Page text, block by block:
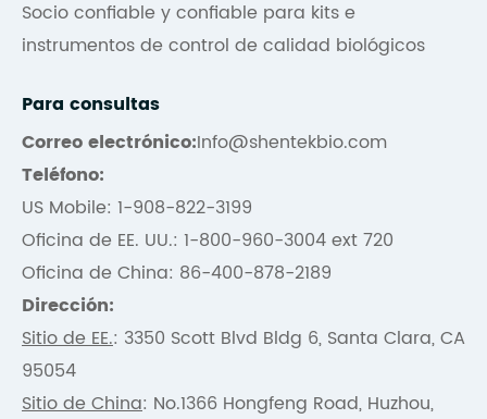
Socio confiable y confiable para kits e
instrumentos de control de calidad biológicos
Para consultas
Correo electrónico:Info@shentekbio.com
Teléfono:
US Mobile: 1-908-822-3199
Oficina de EE. UU.: 1-800-960-3004 ext 720
Oficina de China: 86-400-878-2189
Dirección:
Sitio de EE.: 3350 Scott Blvd Bldg 6, Santa Clara, CA
95054
Sitio de China: No.1366 Hongfeng Road, Huzhou,